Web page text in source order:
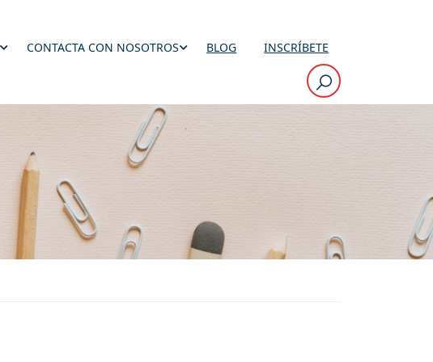
CONTACTA CON NOSOTROS BLOG INSCRÍBETE